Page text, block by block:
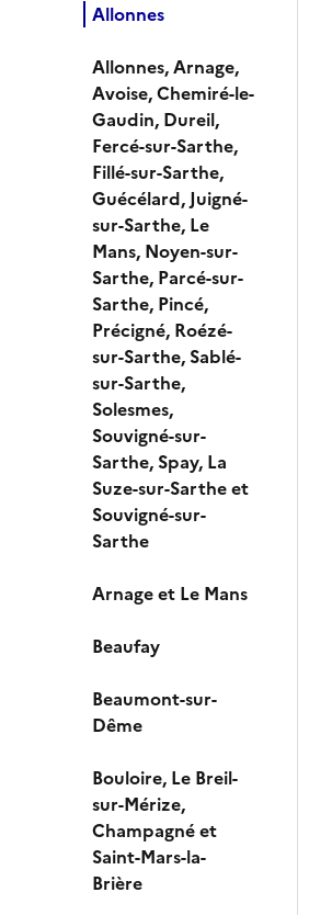
Allonnes
Allonnes, Arnage,
Avoise, Chemiré-le-
Gaudin, Dureil,
Fercé-sur-Sarthe,
Fillé-sur-Sarthe,
Guécélard, Juigné-
sur-Sarthe, Le
Mans, Noyen-sur-
Sarthe, Parcé-sur-
Sarthe, Pincé,
Précigné, Roézé-
sur-Sarthe, Sablé-
sur-Sarthe,
Solesmes,
Souvigné-sur-
Sarthe, Spay, La
Suze-sur-Sarthe et
Souvigné-sur-
Sarthe
Arnage et Le Mans
Beaufay
Beaumont-sur-
Dême
Bouloire, Le Breil-
sur-Mérize,
Champagné et
Saint-Mars-la-
Brière